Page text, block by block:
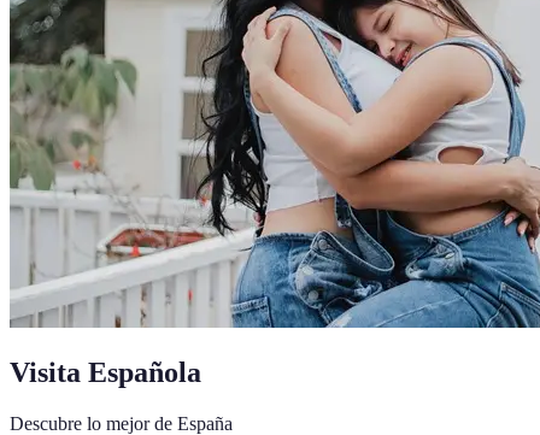
Visita Española
Descubre lo mejor de España